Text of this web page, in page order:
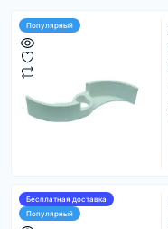
Популярный
Бесплатная доставка
Популярный